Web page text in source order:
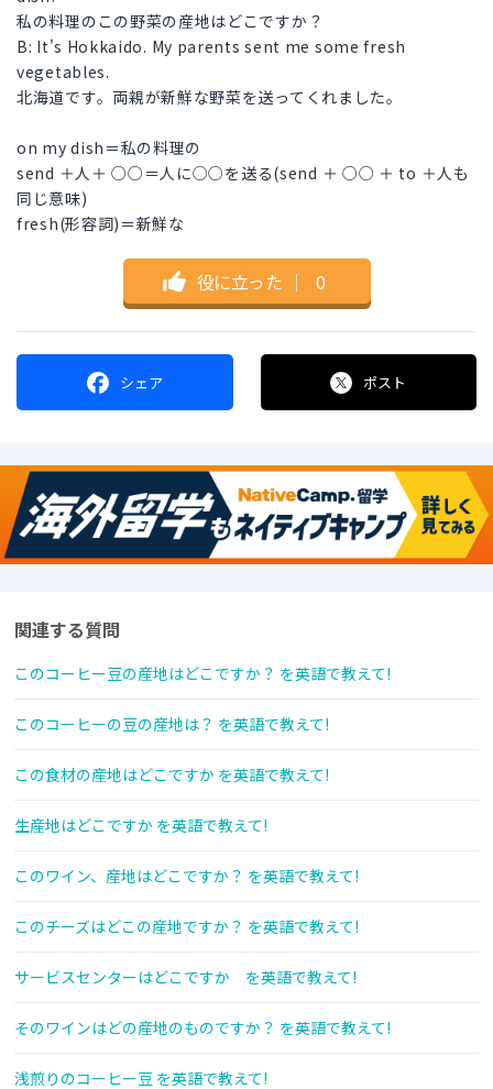
私の料理のこの野菜の産地はどこですか？
B: It's Hokkaido. My parents sent me some fresh
vegetables.
北海道です。両親が新鮮な野菜を送ってくれました。
on my dish＝私の料理の
send ＋人＋ ○○＝人に○○を送る(send ＋ ○○ ＋ to ＋人も
同じ意味)
fresh(形容詞)＝新鮮な
役に立った ｜ 0
シェア ポスト
関連する質問
このコーヒー豆の産地はどこですか？ を英語で教えて!
このコーヒーの豆の産地は？ を英語で教えて!
この食材の産地はどこですか を英語で教えて!
生産地はどこですか を英語で教えて!
このワイン、産地はどこですか？ を英語で教えて!
このチーズはどこの産地ですか？ を英語で教えて!
サービスセンターはどこですか を英語で教えて!
そのワインはどの産地のものですか？ を英語で教えて!
浅煎りのコーヒー豆 を英語で教えて!